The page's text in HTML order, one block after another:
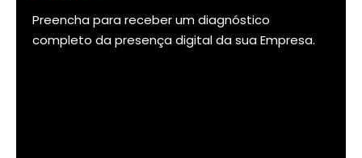
Preencha para receber um diagnóstico
completo da presença digital da sua Empresa.